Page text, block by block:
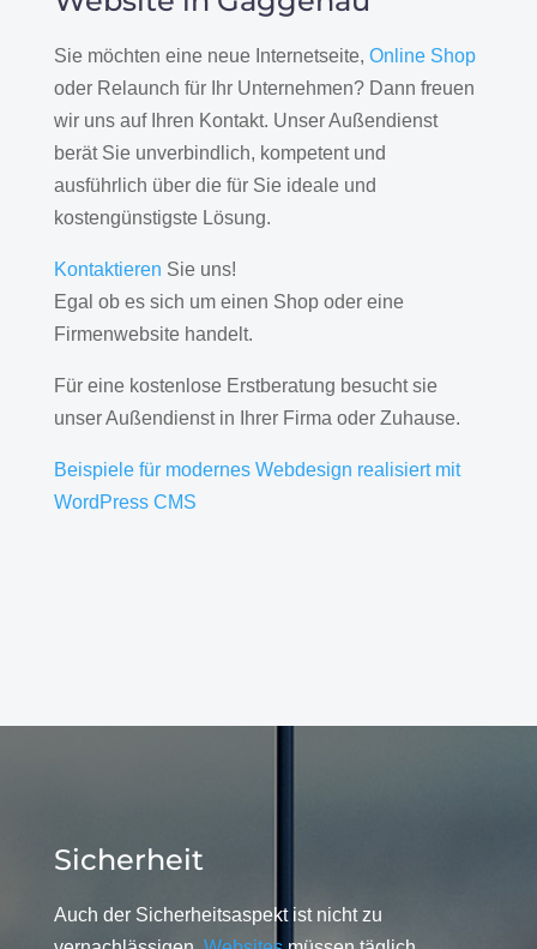
Sie möchten eine neue Internetseite, Online Shop
oder Relaunch für Ihr Unternehmen? Dann freuen
wir uns auf Ihren Kontakt. Unser Außendienst
berät Sie unverbindlich, kompetent und
ausführlich über die für Sie ideale und
kostengünstigste Lösung.
Kontaktieren Sie uns!
Egal ob es sich um einen Shop oder eine
Firmenwebsite handelt.
Für eine kostenlose Erstberatung besucht sie
unser Außendienst in Ihrer Firma oder Zuhause.
Beispiele für modernes Webdesign realisiert mit
WordPress CMS
Sicherheit
Auch der Sicherheitsaspekt ist nicht zu